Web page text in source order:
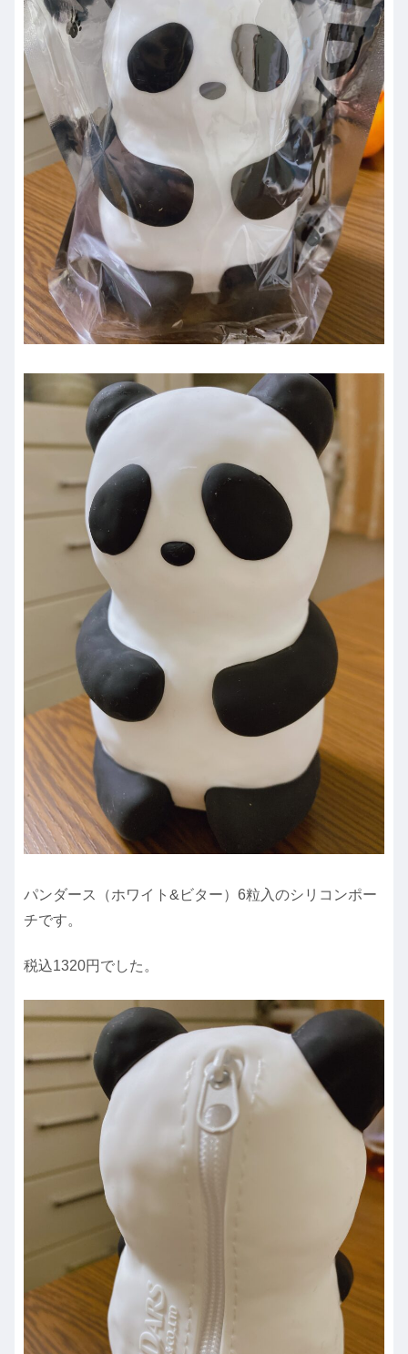
パンダース（ホワイト&ビター）6粒入のシリコンポー
チです。
税込1320円でした。